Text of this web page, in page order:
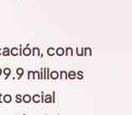
con un
millones
social